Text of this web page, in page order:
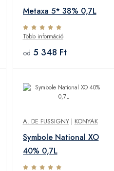
Metaxa 5* 38% 0,7L
Több információ
od 5 348 Ft
A. DE FUSSIGNY| KONYAK
Symbole National XO
40% 0,7L